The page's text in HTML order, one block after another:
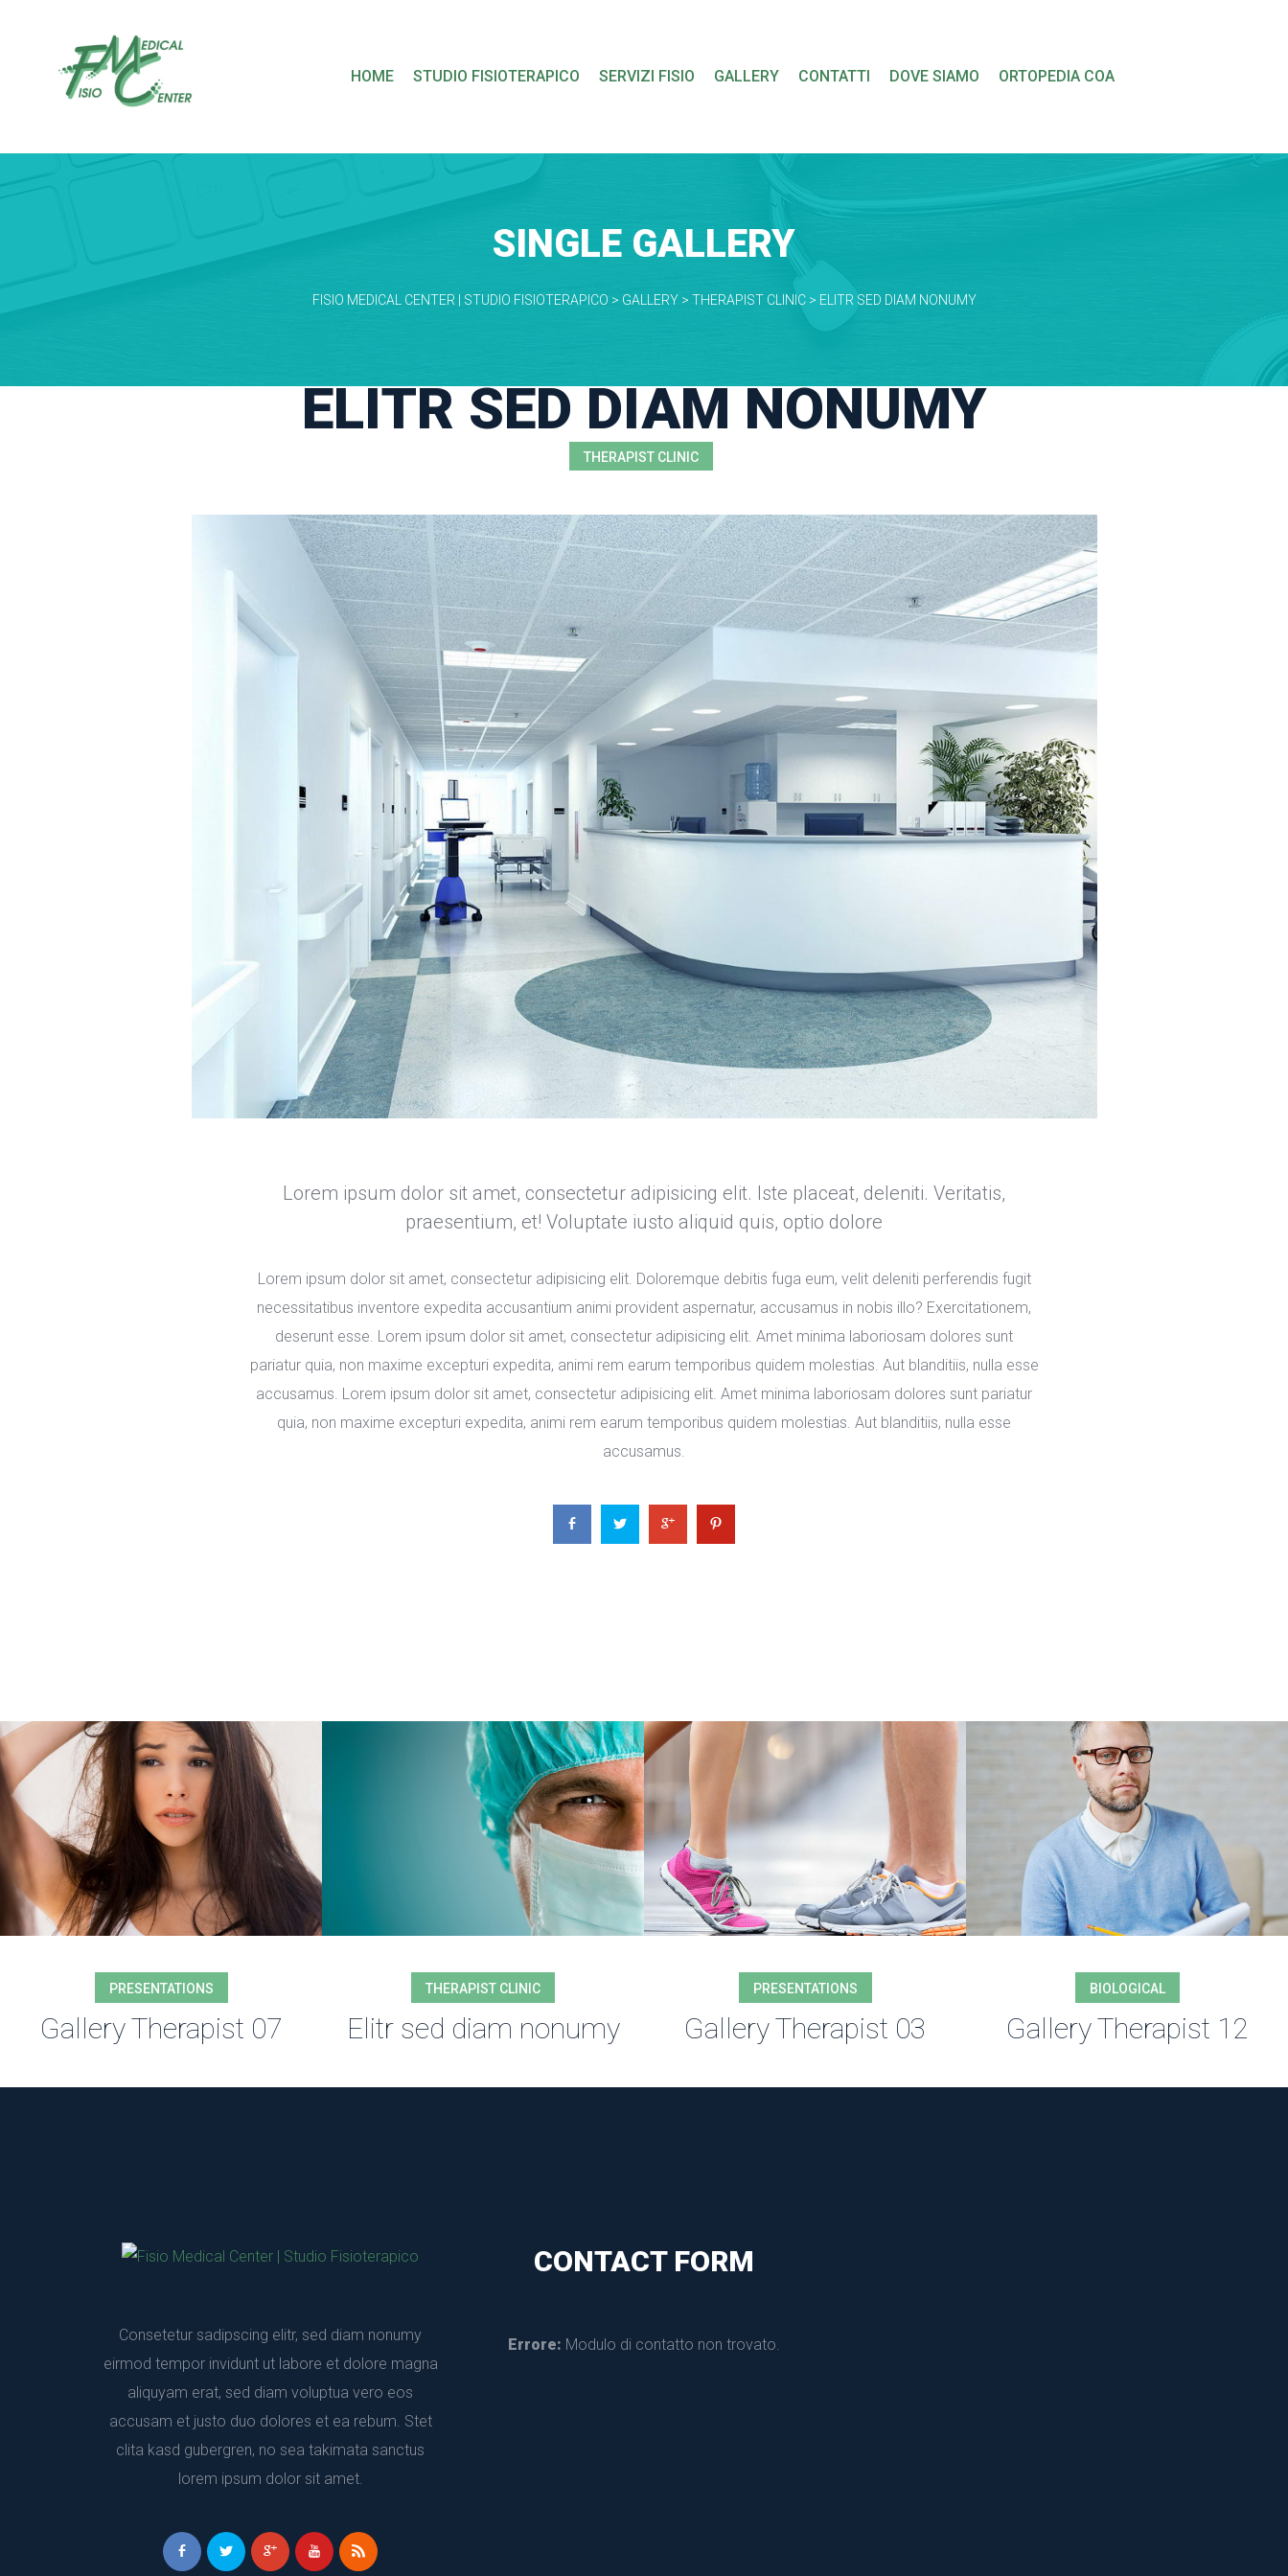
HOME STUDIO FISIOTERAPICO SERVIZI FISIO GALLERY CONTATTI DOVE SIAMO ORTOPEDIA COA
SINGLE GALLERY
FISIO MEDICAL CENTER | STUDIO FISIOTERAPICO > GALLERY > THERAPIST CLINIC > ELITR SED DIAM NONUMY
ELITR SED DIAM NONUMY
THERAPIST CLINIC
Lorem ipsum dolor sit amet, consectetur adipisicing elit. Iste placeat, deleniti. Veritatis,
praesentium, et! Voluptate iusto aliquid quis, optio dolore
Lorem ipsum dolor sit amet, consectetur adipisicing elit. Doloremque debitis fuga eum, velit deleniti perferendis fugit
necessitatibus inventore expedita accusantium animi provident aspernatur, accusamus in nobis illo? Exercitationem,
deserunt esse. Lorem ipsum dolor sit amet, consectetur adipisicing elit. Amet minima laboriosam dolores sunt
pariatur quia, non maxime excepturi expedita, animi rem earum temporibus quidem molestias. Aut blanditiis, nulla esse
accusamus. Lorem ipsum dolor sit amet, consectetur adipisicing elit. Amet minima laboriosam dolores sunt pariatur
quia, non maxime excepturi expedita, animi rem earum temporibus quidem molestias. Aut blanditiis, nulla esse
accusamus.
PRESENTATIONS
Gallery Therapist 07
THERAPIST CLINIC
Elitr sed diam nonumy
PRESENTATIONS
Gallery Therapist 03
BIOLOGICAL
Gallery Therapist 12
Consetetur sadipscing elitr, sed diam nonumy
eirmod tempor invidunt ut labore et dolore magna
aliquyam erat, sed diam voluptua vero eos
accusam et justo duo dolores et ea rebum. Stet
clita kasd gubergren, no sea takimata sanctus
lorem ipsum dolor sit amet.
CONTACT FORM
Errore: Modulo di contatto non trovato.